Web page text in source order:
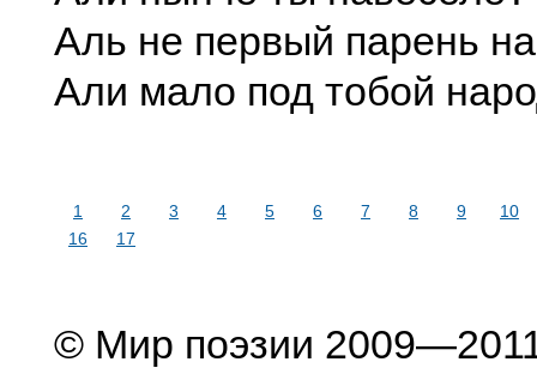
Аль не первый парень
Али мало под тобой
1 2 3 4 5 6 7 8 9
10
16
17
© Мир поэзии